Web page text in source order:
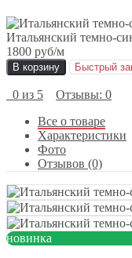
Итальянский темно-
1800 руб/м
В корзину Быстрый
0 из 5
Отзывы: 0
Все о товаре
Характеристики
Фото
Отзывов (0)
новинка